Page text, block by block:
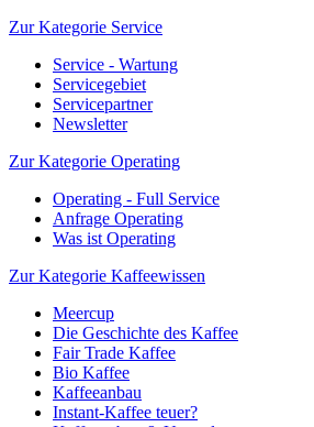
Zur Kategorie Service
Service - Wartung
Servicegebiet
Servicepartner
Newsletter
Zur Kategorie Operating
Operating - Full Service
Anfrage Operating
Was ist Operating
Zur Kategorie Kaffeewissen
Meercup
Die Geschichte des Kaffee
Fair Trade Kaffee
Bio Kaffee
Kaffeeanbau
Instant-Kaffee teuer?